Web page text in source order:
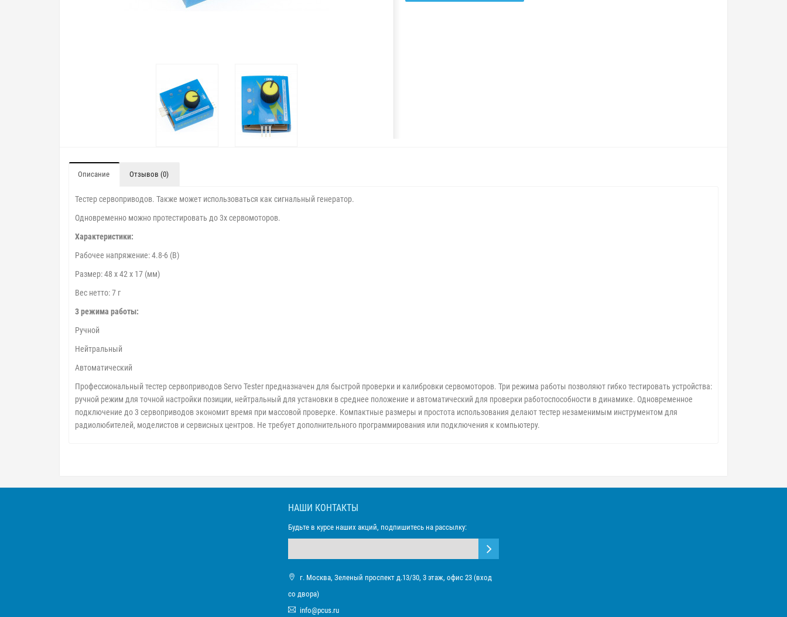
Описание Отзывов (0)
Тестер сервоприводов. Также может использоваться как сигнальный генератор.
Одновременно можно протестировать до 3х сервомоторов.
Характеристики:
Рабочее напряжение: 4.8-6 (В)
Размер: 48 x 42 x 17 (мм)
Вес нетто: 7 г
3 режима работы:
Ручной
Нейтральный
Автоматический
Профессиональный тестер сервоприводов Servo Tester предназначен для быстрой проверки и калибровки сервомоторов. Три режима работы позволяют гибко тестировать устройства:
ручной режим для точной настройки позиции, нейтральный для установки в среднее положение и автоматический для проверки работоспособности в динамике. Одновременное
подключение до 3 сервоприводов экономит время при массовой проверке. Компактные размеры и простота использования делают тестер незаменимым инструментом для
радиолюбителей, моделистов и сервисных центров. Не требует дополнительного программирования или подключения к компьютеру.
НАШИ КОНТАКТЫ
Будьте в курсе наших акций, подпишитесь на рассылку:
г. Москва, Зеленый проспект д.13/30, 3 этаж, офис 23 (вход
со двора)
info@pcus.ru